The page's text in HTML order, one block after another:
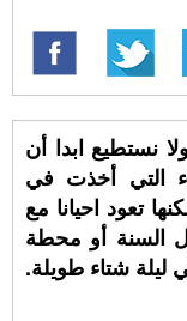
نستطيع ابدا أن
التي أخذت في
تعود احيانا مع
السنة أو محطة
شتاء طويلة.